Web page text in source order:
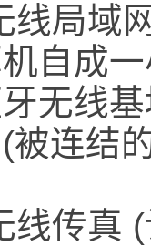
线局域
自成
无线
被连结
线传真